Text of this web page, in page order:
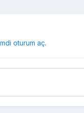
oturum aç.